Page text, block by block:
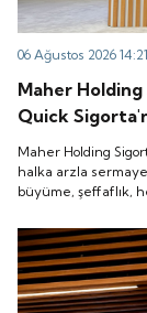
06 Ağustos 2026
Maher Holding
Quick
şeffaflık,
alanlarında
Maher Holding
halka arzla
büyüme, şeffaflık,